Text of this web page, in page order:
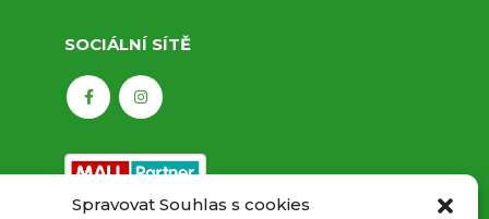
Spravovat Souhlas s cookies
SOCIÁLNÍ SÍTĚ